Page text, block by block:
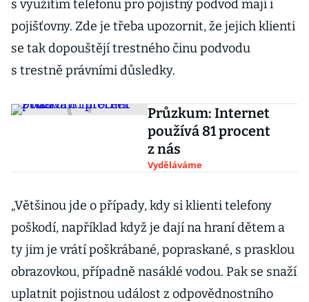
s využitím telefonu pro pojistný podvod mají i
pojišťovny. Zde je třeba upozornit, že jejich klienti
se tak dopouštějí trestného činu podvodu
s trestně právními důsledky.
Průzkum: Internet
používá 81 procent
z nás
Vyděláváme
„Většinou jde o případy, kdy si klienti telefony
poškodí, například když je dají na hraní dětem a
ty jim je vrátí poškrábané, popraskané, s prasklou
obrazovkou, případně nasáklé vodou. Pak se snaží
uplatnit pojistnou událost z odpovědnostního